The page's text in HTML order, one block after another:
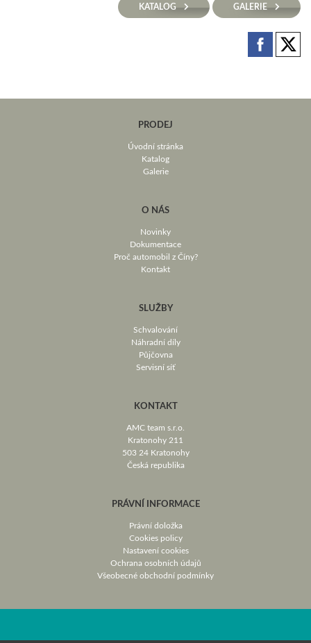
KATALOG GALERIE
PRODEJ
Úvodní stránka
Katalog
Galerie
O NÁS
Novinky
Dokumentace
Proč automobil z Číny?
Kontakt
SLUŽBY
Schvalování
Náhradní díly
Půjčovna
Servisní síť
KONTAKT
AMC team s.r.o.
Kratonohy 211
503 24 Kratonohy
Česká republika
PRÁVNÍ INFORMACE
Právní doložka
Cookies policy
Nastavení cookies
Ochrana osobních údajů
Všeobecné obchodní podmínky